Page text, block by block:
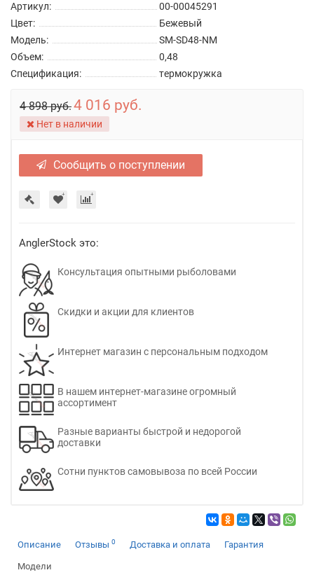
Артикул:
00-00045291
Цвет:
Бежевый
Модель:
SM-SD48-NM
Объем:
0,48
Спецификация:
термокружка
4 898 руб.4 016 руб.
Нет в наличии
Сообщить о поступлении
AnglerStock это:
Консультация опытными рыболовами
Скидки и акции для клиентов
Интернет магазин с персональным подходом
В нашем интернет-магазине огромный
ассортимент
Разные варианты быстрой и недорогой
доставки
Сотни пунктов самовывоза по всей России
Описание Отзывы 0 Доставка и оплата Гарантия
Модели